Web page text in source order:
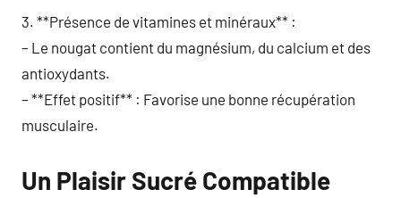
3. **Présence de vitamines et minéraux** :
– Le nougat contient du magnésium, du calcium et des
antioxydants.
– **Effet positif** : Favorise une bonne récupération
musculaire.
Un Plaisir Sucré Compatible